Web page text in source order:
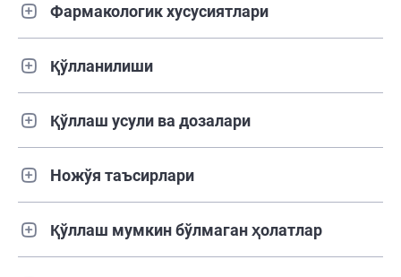
Фармакологик хусусиятлари
Қўлланилиши
Қўллаш усули ва дозалари
Ножўя таъсирлари
Қўллаш мумкин бўлмаган ҳолатлар